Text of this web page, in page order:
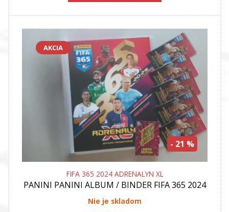
- 21 %
AKCIA
FIFA 365 2024 ADRENALYN XL
PANINI PANINI ALBUM / BINDER FIFA 365 2024
LIMITED EDITION AKCIA
Nie je skladom